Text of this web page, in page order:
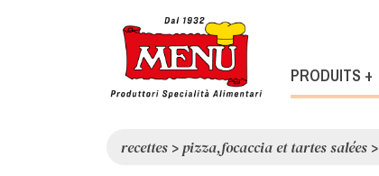
PRODUITS +
recettes >pizza,focaccia et tartes salées >